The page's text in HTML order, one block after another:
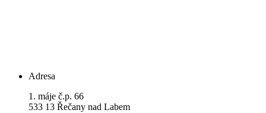
Adresa
1. máje č.p. 66
533 13 Řečany nad Labem